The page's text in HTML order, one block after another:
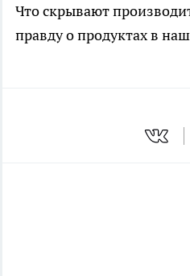
Что скрывают
правду о продуктах в